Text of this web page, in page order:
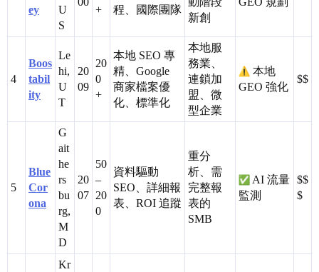
ey
U
S
+
程、國際團隊
新創
4
Boos
tabil
ity
Le
hi,
U
T
20
09
20
0
+
本地 SEO 專
精、Google
商家檔案優
化、標準化
本地服
務業、
連鎖加
盟、微
型企業
本地
GEO 強化
$$
5
Blue
Cor
ona
G
ait
he
rs
bu
rg,
M
D
20
07
50
–
20
0
資料驅動
SEO、詳細報
表、ROI 追蹤
重分
析、需
完整報
表的
SMB
AI 流量
監測
$$
$
Kr